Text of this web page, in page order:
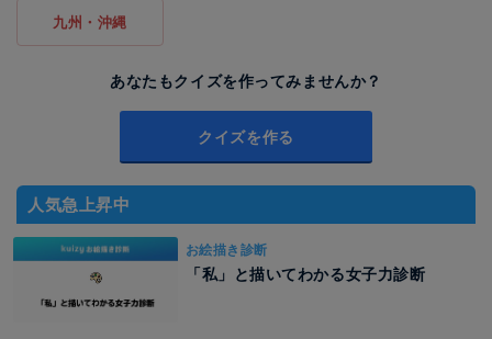
九州・沖縄
あなたもクイズを作ってみませんか？
クイズを作る
人気急上昇中
お絵描き診断
「私」と描いてわかる女子力診断